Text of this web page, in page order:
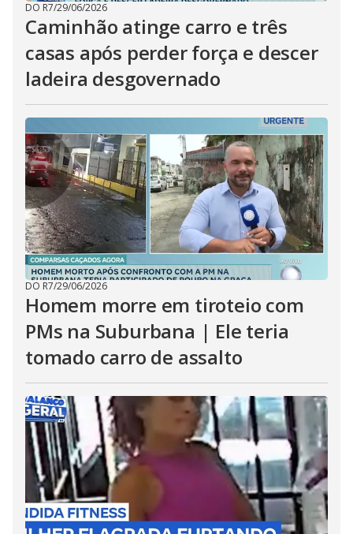
DO R7/29/06/2026
Caminhão atinge carro e três
casas após perder força e descer
ladeira desgovernado
DO R7/29/06/2026
Homem morre em tiroteio com
PMs na Suburbana | Ele teria
tomado carro de assalto